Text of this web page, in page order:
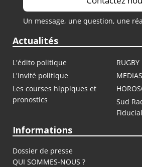
Un message, une question, une
Actualités
L'édito politique
RUGBY
L'invité politique
MEDIAS
Les courses hippiques et
pronostics
Sud
Fiducial
Informations
Dossier de presse
QUI SOMMES-NOUS ?